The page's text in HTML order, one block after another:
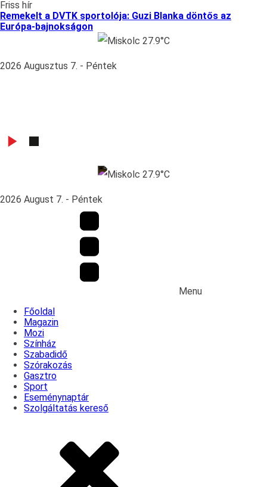
Friss hír
Remekelt a DVTK sportolója: Guzi Blanka döntős az
Európa-bajnokságon
Miskolc 27.9°C
2026 Augusztus 7. - Péntek
Miskolc 27.9°C
2026 August 7. - Péntek
Menu
Főoldal
Magazin
Mozi
Színház
Szabadidő
Szórakozás
Gasztro
Sport
Eseménynaptár
Szolgáltatás kereső